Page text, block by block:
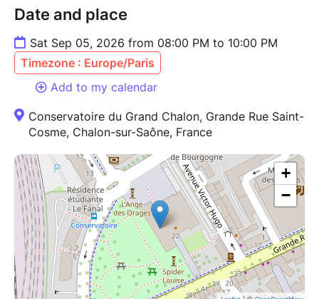
Date and place
Sat Sep 05, 2026 from 08:00 PM to 10:00 PM
Timezone : Europe/Paris
Add to my calendar
Conservatoire du Grand Chalon, Grande Rue Saint-
Cosme, Chalon-sur-Saône, France
+
−